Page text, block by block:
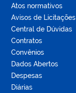
Atos normativos
Avisos de Licitações
Central de Dúvidas
Contratos
Convênios
Dados Abertos
Despesas
Diárias